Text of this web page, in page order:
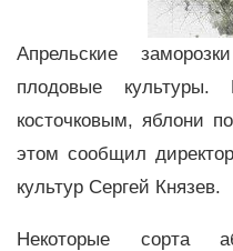
Апрельские
плодовые культуры.
косточковым, яблони
этом сообщил
культур Сергей Князев.
Некоторые сорта